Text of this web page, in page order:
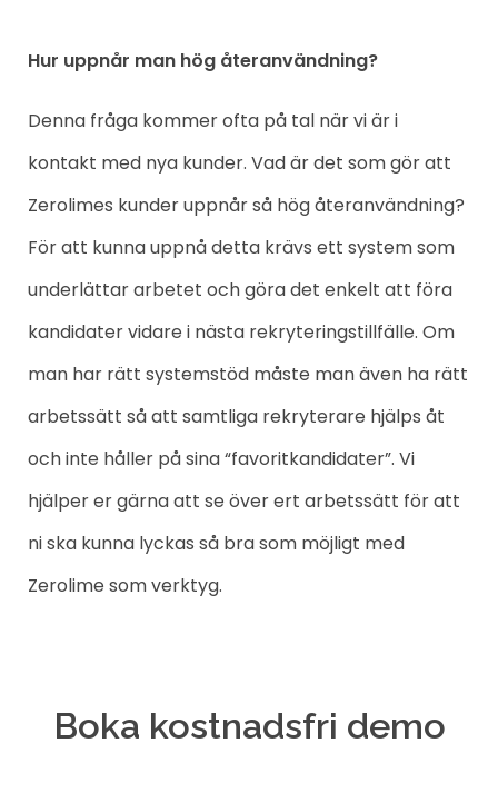
Hur uppnår man hög återanvändning?
Denna fråga kommer ofta på tal när vi är i
kontakt med nya kunder. Vad är det som gör att
Zerolimes kunder uppnår så hög återanvändning?
För att kunna uppnå detta krävs ett system som
underlättar arbetet och göra det enkelt att föra
kandidater vidare i nästa rekryteringstillfälle. Om
man har rätt systemstöd måste man även ha rätt
arbetssätt så att samtliga rekryterare hjälps åt
och inte håller på sina “favoritkandidater”. Vi
hjälper er gärna att se över ert arbetssätt för att
ni ska kunna lyckas så bra som möjligt med
Zerolime som verktyg.
Boka kostnadsfri demo